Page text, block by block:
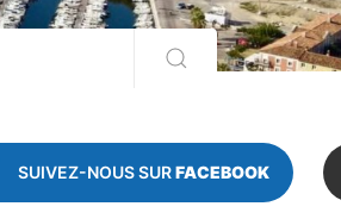
SUIVEZ-NOUS SURFACEBOOK